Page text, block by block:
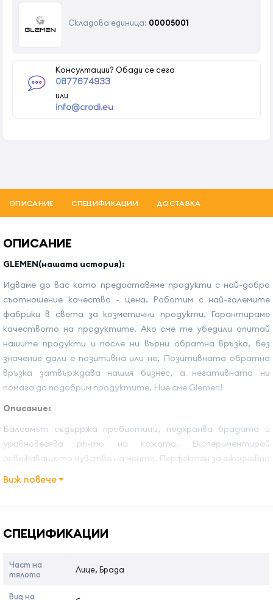
Складова единица: 00005001
Консултации? Обади се сега
0877674933
или
info@crodi.eu
ОПИСАНИЕ СПЕЦИФИКАЦИИ ДОСТАВКА
ОПИСАНИЕ
GLEMEN(нашата история):
Идваме до вас като предоставяме продукти с най-добро
съотношение качество - цена. Работим с най-големите
фабрики в света за козметични продукти. Гарантираме
качеството на продуктите. Ако сме те убедили опитай
нашите продукти и после ни върни обратна връзка, без
значение дали е позитивна или не. Позитивната обратна
връзка затвърждава нашия бизнес, а негативната ни
помага да подобрим продуктите. Ние сме Glemen!
Описание:
Балсамът съдърржа пробиотици, подхранва брадата и
уравновесява ph-то на кожата. Експериментирай
освежаващото чувство на мента. Перфектен за ежедневно
използване, дори и за чувствителна и суха кожа,
Предпазва косата от външните фактори
Начин на употреба:
Виж повече
СПЕЦИФИКАЦИИ
Част на
тялото
Лице, Брада
Вид на